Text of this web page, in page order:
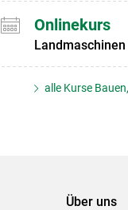
Onlinekurs
alle Kurse
Über uns